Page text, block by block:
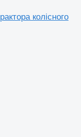
колісного